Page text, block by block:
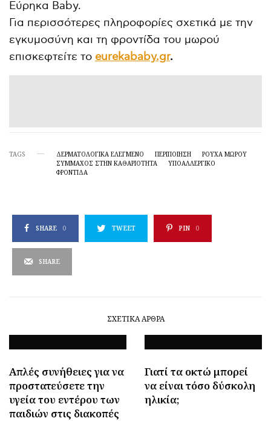
Εύρηκα Baby.
Για περισσότερες πληροφορίες σχετικά με την
εγκυμοσύνη και τη φροντίδα του μωρού
επισκεφτείτε το eurekababy.gr.
TAGS ΔΕΡΜΑΤΟΛΟΓΙΚΆ ΕΛΕΓΜΈΝΟ ΠΕΡΙΠΟΊΗΣΗ
ΡΟΎΧΑ ΜΩΡΟΎ
ΣΎΜΜΑΧΟΣ ΣΤΗΝ ΚΑΘΑΡΙΌΤΗΤΑ
ΥΠΟΑΛΛΕΡΓΙΚΌ
ΦΡΟΝΤΙΔΑ
SHARE 0 TWEET PIN 0
SHARE
ΣΧΕΤΙΚΆ ΆΡΘΡΑ
Απλές συνήθειες για να
προστατεύσετε την
υγεία του εντέρου των
παιδιών στις διακοπές
Γιατί τα οκτώ μπορεί
να είναι τόσο δύσκολη
ηλικία;